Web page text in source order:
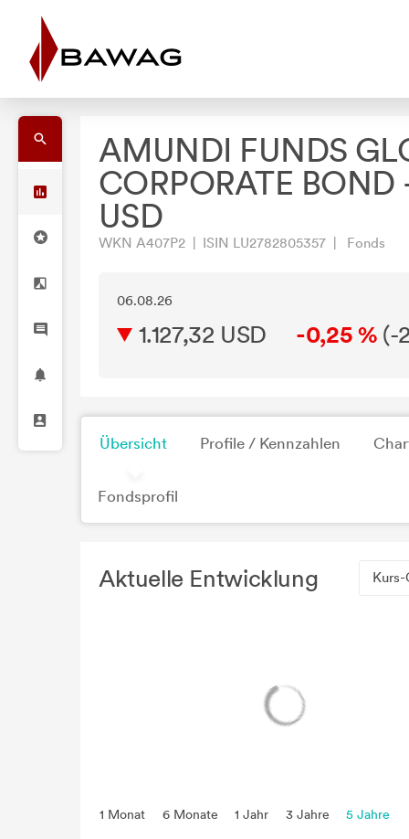
AMUNDI FUNDS
CORPORATE BOND
USD
WKN A407P2 | ISIN LU2782805357 | Fonds
06.08.26
1.127,32 USD -0,25 % (-
Übersicht Profile / Kennzahlen
Fondsprofil
Aktuelle Entwicklung Kurs-
1 Monat 6 Monate 1 Jahr 3 Jahre 5 Jahre